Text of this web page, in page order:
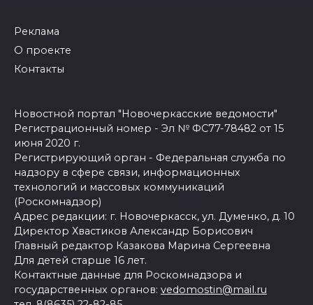
Реклама
О проекте
Контакты
Новостной портал "Новочеркасские ведомости"
Регистрационный номер - Эл № ФС77-78482 от 15
июня 2020 г.
Регистрирующий орган - Федеральная служба по
надзору в сфере связи, информационных
технологий и массовых коммуникаций
(Роскомнадзор)
Адрес редакции: г. Новочеркасск, ул. Думенко, д. 10
Директор Хвастиков Александр Борисович
Главный редактор Казакова Марина Сергеевна
Для детей старше 16 лет.
Контактные данные для Роскомнадзора и
государственных органов: vedomostin@mail.ru